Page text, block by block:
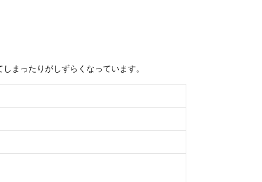
まったりがしずらくなっています。